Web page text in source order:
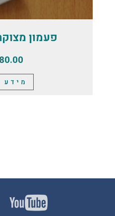
פעמון
מידע